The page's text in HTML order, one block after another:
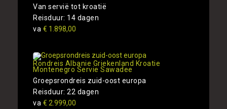
Van servië tot kroatië
Reisduur: 14 dagen
va € 1.898,00
Rondreis Albanie Griekenland Kroatie
Montenegro Servie Sawadee
Groepsrondreis zuid-oost europa
Reisduur: 22 dagen
va € 2.999,00